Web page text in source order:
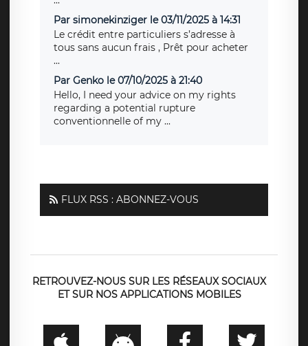
Par simonekinziger le 03/11/2025 à 14:31
Le crédit entre particuliers s’adresse à
tous sans aucun frais , Prêt pour acheter
...
Par Genko le 07/10/2025 à 21:40
Hello, I need your advice on my rights
regarding a potential rupture
conventionnelle of my ...
FLUX RSS : ABONNEZ-VOUS
RETROUVEZ-NOUS SUR LES RÉSEAUX SOCIAUX
ET SUR NOS APPLICATIONS MOBILES